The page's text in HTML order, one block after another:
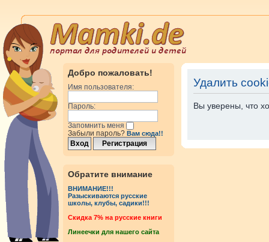
Добро пожаловать!
Имя пользователя:
Пароль:
Запомнить меня
Забыли пароль? Вам сюда!!
Обратите внимание
ВНИМАНИЕ!!!
Разыскиваются русские
школы, клубы, садики!!!
Cкидка 7% на русские книги
Линеечки для нашего сайта
Удалить
Вы уверены, что